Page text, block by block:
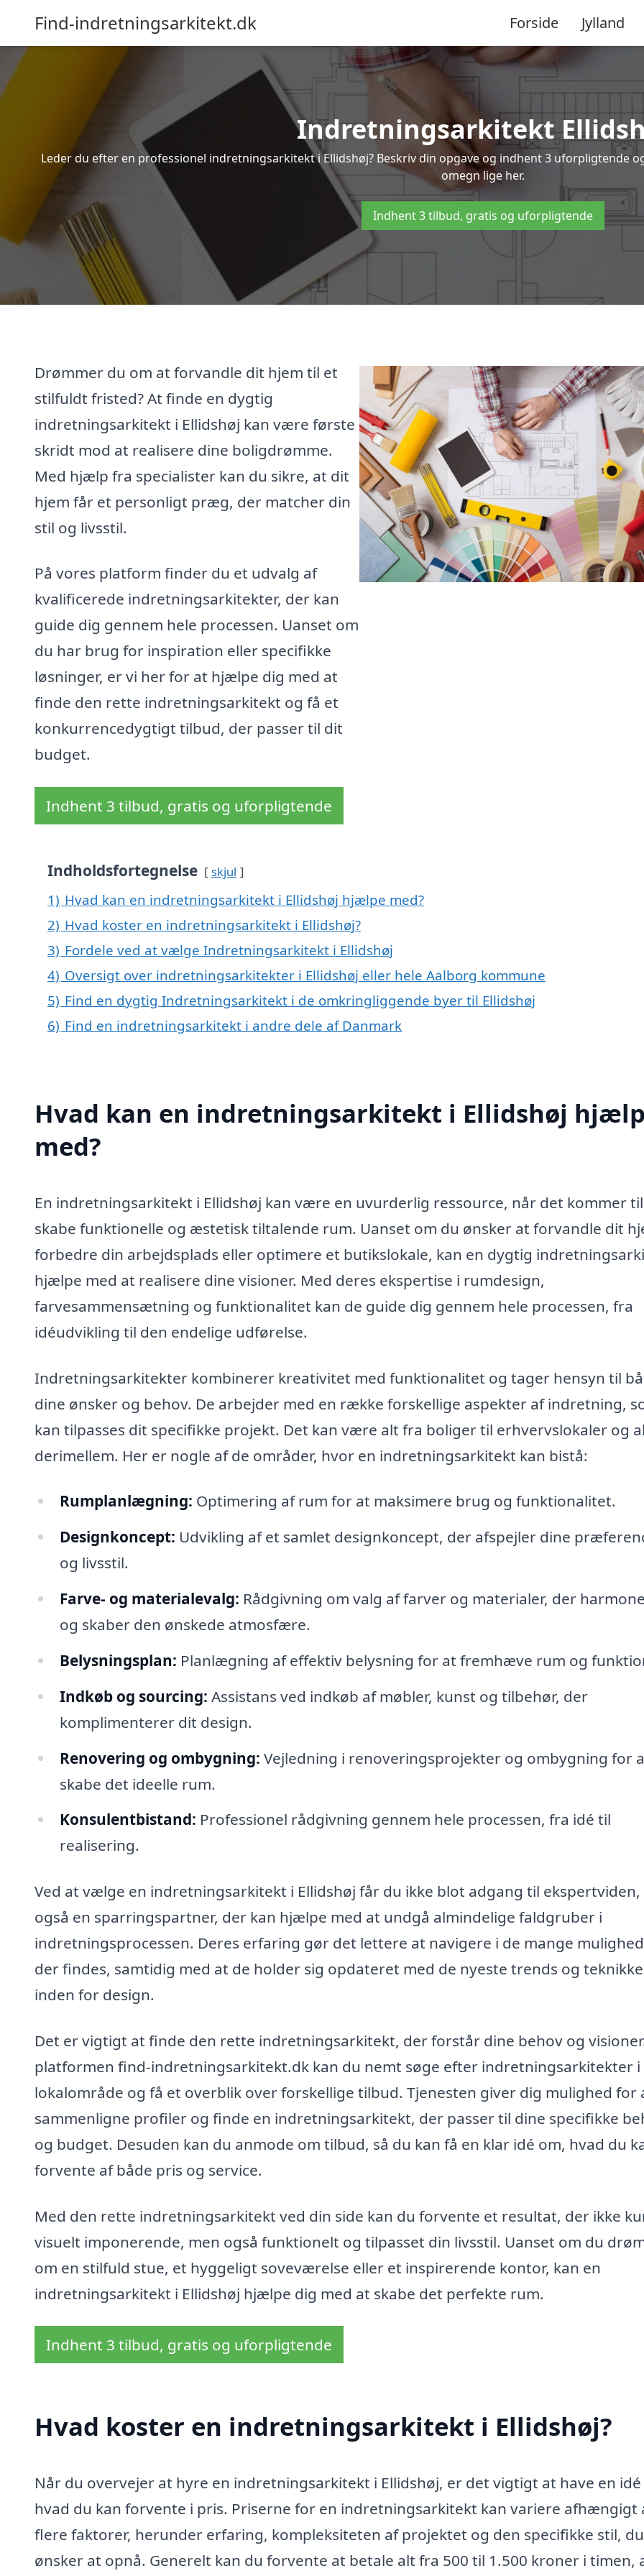
Find-indretningsarkitekt.dk Forside Jylland
Indretningsarkitekt
Leder du efter en professionel indretningsarkitekt i Ellidshøj? Beskriv din opgave og indhent 3 uforpligtende
omegn lige her.
Indhent 3 tilbud, gratis og uforpligtende
Drømmer du om at forvandle dit hjem til et
stilfuldt fristed? At finde en dygtig
indretningsarkitekt i Ellidshøj kan være første
skridt mod at realisere dine boligdrømme.
Med hjælp fra specialister kan du sikre, at dit
hjem får et personligt præg, der matcher din
stil og livsstil.
På vores platform finder du et udvalg af
kvalificerede indretningsarkitekter, der kan
guide dig gennem hele processen. Uanset om
du har brug for inspiration eller specifikke
løsninger, er vi her for at hjælpe dig med at
finde den rette indretningsarkitekt og få et
konkurrencedygtigt tilbud, der passer til dit
budget.
Indhent 3 tilbud, gratis og uforpligtende
Indholdsfortegnelse skjul
1) Hvad kan en indretningsarkitekt i Ellidshøj hjælpe med?
2) Hvad koster en indretningsarkitekt i Ellidshøj?
3) Fordele ved at vælge Indretningsarkitekt i Ellidshøj
4) Oversigt over indretningsarkitekter i Ellidshøj eller hele Aalborg kommune
5) Find en dygtig Indretningsarkitekt i de omkringliggende byer til Ellidshøj
6) Find en indretningsarkitekt i andre dele af Danmark
Hvad kan en indretningsarkitekt i Ellidshøj
med?
En indretningsarkitekt i Ellidshøj kan være en uvurderlig ressource, når det kommer
skabe funktionelle og æstetisk tiltalende rum. Uanset om du ønsker at forvandle dit
forbedre din arbejdsplads eller optimere et butikslokale, kan en dygtig
hjælpe med at realisere dine visioner. Med deres ekspertise i rumdesign,
farvesammensætning og funktionalitet kan de guide dig gennem hele processen, fra
idéudvikling til den endelige udførelse.
Indretningsarkitekter kombinerer kreativitet med funktionalitet og tager hensyn til
dine ønsker og behov. De arbejder med en række forskellige aspekter af indretning,
kan tilpasses dit specifikke projekt. Det kan være alt fra boliger til erhvervslokaler og
derimellem. Her er nogle af de områder, hvor en indretningsarkitekt kan bistå:
Rumplanlægning: Optimering af rum for at maksimere brug og funktionalitet.
Designkoncept: Udvikling af et samlet designkoncept, der afspejler dine
og livsstil.
Farve- og materialevalg: Rådgivning om valg af farver og materialer, der
og skaber den ønskede atmosfære.
Belysningsplan: Planlægning af effektiv belysning for at fremhæve rum og
Indkøb og sourcing: Assistans ved indkøb af møbler, kunst og tilbehør, der
komplimenterer dit design.
Renovering og ombygning: Vejledning i renoveringsprojekter og ombygning for
skabe det ideelle rum.
Konsulentbistand: Professionel rådgivning gennem hele processen, fra idé til
realisering.
Ved at vælge en indretningsarkitekt i Ellidshøj får du ikke blot adgang til ekspertviden,
også en sparringspartner, der kan hjælpe med at undgå almindelige faldgruber i
indretningsprocessen. Deres erfaring gør det lettere at navigere i de mange
der findes, samtidig med at de holder sig opdateret med de nyeste trends og
inden for design.
Det er vigtigt at finde den rette indretningsarkitekt, der forstår dine behov og
platformen find-indretningsarkitekt.dk kan du nemt søge efter indretningsarkitekter i
lokalområde og få et overblik over forskellige tilbud. Tjenesten giver dig mulighed for
sammenligne profiler og finde en indretningsarkitekt, der passer til dine specifikke
og budget. Desuden kan du anmode om tilbud, så du kan få en klar idé om, hvad du
forvente af både pris og service.
Med den rette indretningsarkitekt ved din side kan du forvente et resultat, der ikke
visuelt imponerende, men også funktionelt og tilpasset din livsstil. Uanset om du
om en stilfuld stue, et hyggeligt soveværelse eller et inspirerende kontor, kan en
indretningsarkitekt i Ellidshøj hjælpe dig med at skabe det perfekte rum.
Indhent 3 tilbud, gratis og uforpligtende
Hvad koster en indretningsarkitekt i Ellidshøj?
Når du overvejer at hyre en indretningsarkitekt i Ellidshøj, er det vigtigt at have en idé
hvad du kan forvente i pris. Priserne for en indretningsarkitekt kan variere afhængigt
flere faktorer, herunder erfaring, kompleksiteten af projektet og den specifikke stil, du
ønsker at opnå. Generelt kan du forvente at betale alt fra 500 til 1.500 kroner i timen,